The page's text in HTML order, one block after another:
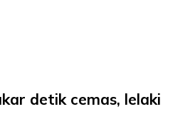
detik cemas, lelaki